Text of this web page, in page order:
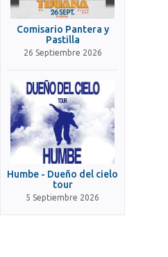
Comisario Pantera y
Pastilla
26 Septiembre 2026
Humbe - Dueño del cielo
tour
5 Septiembre 2026